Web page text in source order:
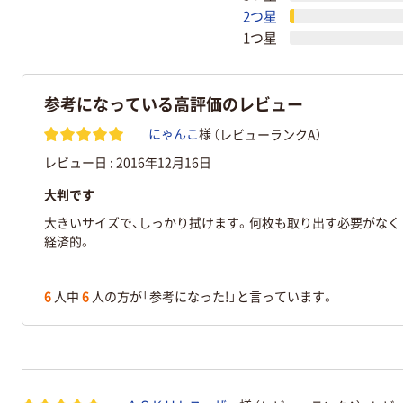
2つ星
1つ星
参考になっている高評価のレビュー
にゃんこ様 （レビューランクA）
レビュー日 : 2016年12月16日
大判です
大きいサイズで、しっかり拭けます。何枚も取り出す必要がなく
経済的。
6 人中 6 人の方が「参考になった!」と言っています。